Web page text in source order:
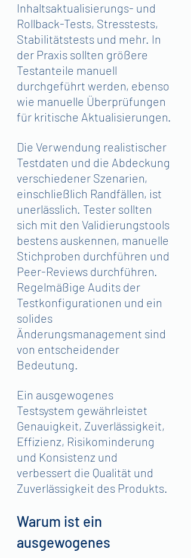
Inhaltsaktualisierungs- und
Rollback-Tests, Stresstests,
Stabilitätstests und mehr. In
der Praxis sollten größere
Testanteile manuell
durchgeführt werden, ebenso
wie manuelle Überprüfungen
für kritische Aktualisierungen.
Die Verwendung realistischer
Testdaten und die Abdeckung
verschiedener Szenarien,
einschließlich Randfällen, ist
unerlässlich. Tester sollten
sich mit den Validierungstools
bestens auskennen, manuelle
Stichproben durchführen und
Peer-Reviews durchführen.
Regelmäßige Audits der
Testkonfigurationen und ein
solides
Änderungsmanagement sind
von entscheidender
Bedeutung.
Ein ausgewogenes
Testsystem gewährleistet
Genauigkeit, Zuverlässigkeit,
Effizienz, Risikominderung
und Konsistenz und
verbessert die Qualität und
Zuverlässigkeit des Produkts.
Warum ist ein
ausgewogenes